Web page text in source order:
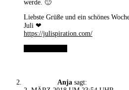
werde. 🙂
Liebste Grüße und ein schönes
Juli ❤
https://julispiration.com/
Anja sagt: